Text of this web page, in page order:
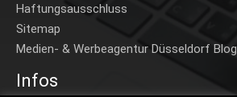
Haftungsausschluss
Sitemap
Medien- & Werbeagentur Düsseldorf Blog
Infos